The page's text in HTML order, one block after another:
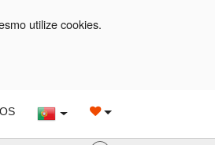
utilize cookies.